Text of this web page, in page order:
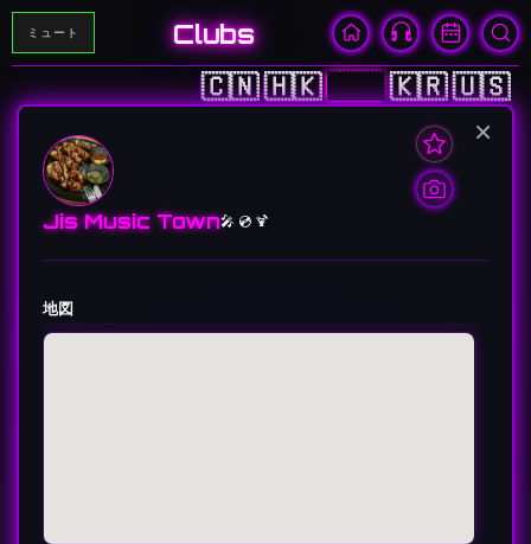
ミュート Clubs
🇨🇳🇭🇰🇯🇵🇰🇷🇺🇸
×
Jis Music Town🎤 💿 🍹
地図